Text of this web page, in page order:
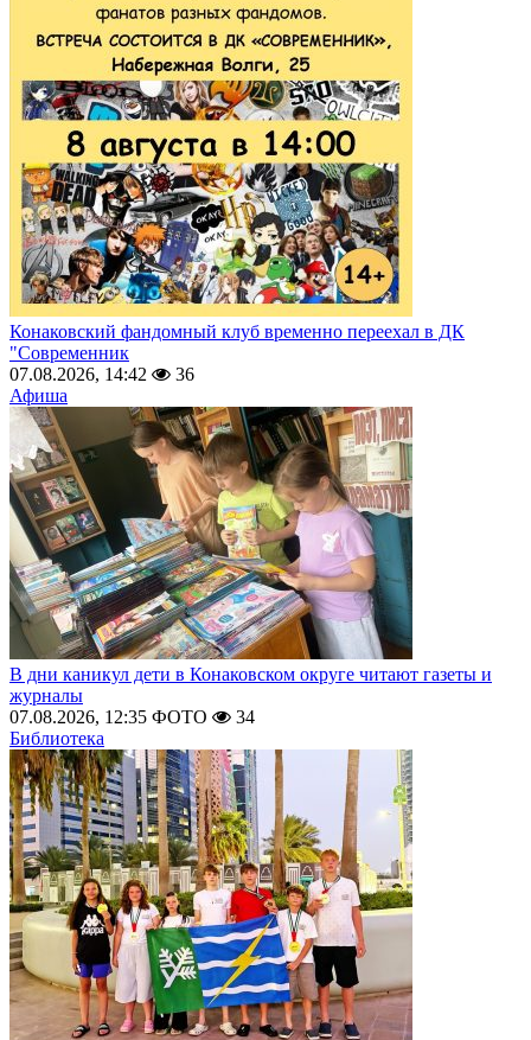
Конаковский фандомный клуб временно переехал в ДК
"Современник
07.08.2026, 14:42
36
Афиша
В дни каникул дети в Конаковском округе читают газеты и
журналы
07.08.2026, 12:35 ФОТО
34
Библиотека